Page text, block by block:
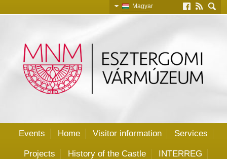
Magyar
Events Home Visitor information Services
Projects History of the Castle INTERREG